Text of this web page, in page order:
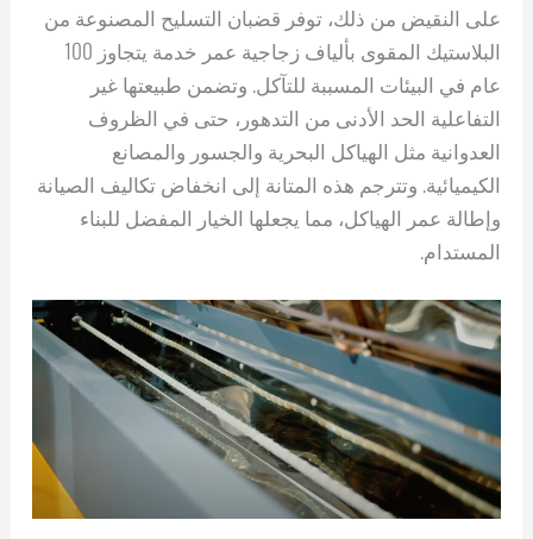
على النقيض من ذلك، توفر قضبان التسليح المصنوعة من
البلاستيك المقوى بألياف زجاجية عمر خدمة يتجاوز 100
عام في البيئات المسببة للتآكل. وتضمن طبيعتها غير
التفاعلية الحد الأدنى من التدهور، حتى في الظروف
العدوانية مثل الهياكل البحرية والجسور والمصانع
الكيميائية. وتترجم هذه المتانة إلى انخفاض تكاليف الصيانة
وإطالة عمر الهياكل، مما يجعلها الخيار المفضل للبناء
المستدام.